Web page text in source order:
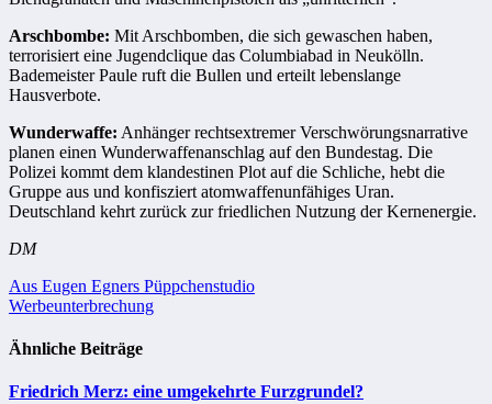
Arschbombe: Mit Arschbomben, die sich gewaschen haben,
terrorisiert eine Jugendclique das Columbiabad in Neukölln.
Bademeister Paule ruft die Bullen und erteilt lebenslange
Hausverbote.
Wunderwaffe: Anhänger rechtsextremer Verschwörungsnarrative
planen einen Wunderwaffenanschlag auf den Bundestag. Die
Polizei kommt dem klandestinen Plot auf die Schliche, hebt die
Gruppe aus und konfisziert atomwaffenunfähiges Uran.
Deutschland kehrt zurück zur friedlichen Nutzung der Kernenergie.
DM
Beitragsnavigation
Aus Eugen Egners Püppchenstudio
Werbeunterbrechung
Ähnliche Beiträge
Friedrich Merz: eine umgekehrte Furzgrundel?